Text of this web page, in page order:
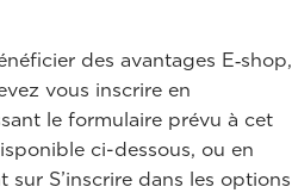
des avantages E‑shop,
vous inscrire en
le formulaire prévu à cet
ci-dessous, ou en
sur S’inscrire dans les options